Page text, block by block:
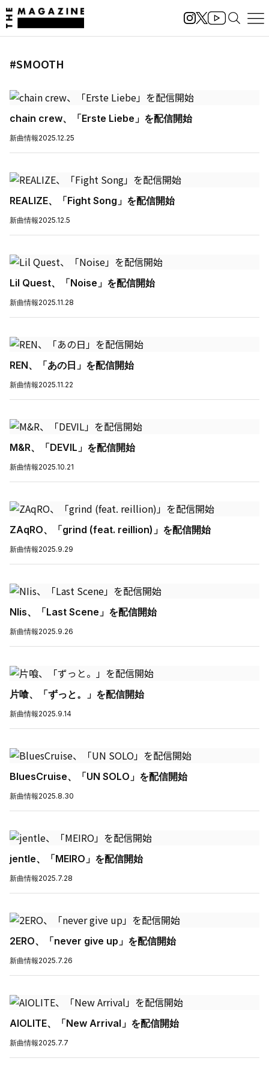
#SMOOTH
chain crew、「Erste Liebe」を配信開始
新曲情報2025.12.25
REALIZE、「Fight Song」を配信開始
新曲情報2025.12.5
Lil Quest、「Noise」を配信開始
新曲情報2025.11.28
REN、「あの日」を配信開始
新曲情報2025.11.22
M&R、「DEVIL」を配信開始
新曲情報2025.10.21
ZAqRO、「grind (feat. reillion)」を配信開始
新曲情報2025.9.29
NIis、「Last Scene」を配信開始
新曲情報2025.9.26
片喰、「ずっと。」を配信開始
新曲情報2025.9.14
BluesCruise、「UN SOLO」を配信開始
新曲情報2025.8.30
jentle、「MEIRO」を配信開始
新曲情報2025.7.28
2ERO、「never give up」を配信開始
新曲情報2025.7.26
AIOLITE、「New Arrival」を配信開始
新曲情報2025.7.7